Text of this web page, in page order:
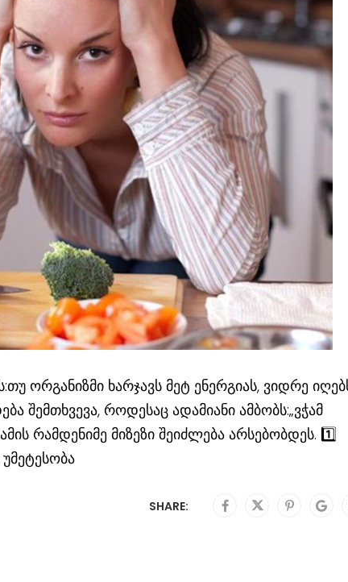
ორგანიზმი ხარჯავს მეტ ენერგიას, ვიდრე
შემთხვევა, როდესაც ადამიანი ამბობს:„ვჭამ
რამდენიმე მიზეზი შეიძლება არსებობდეს. 1️⃣
SHARE: